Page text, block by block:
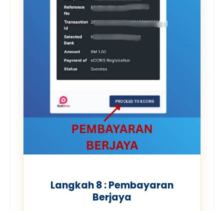
Langkah 8 : Pembayaran
Berjaya